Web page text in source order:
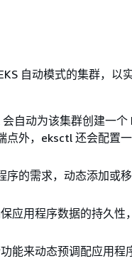
自动模式的集群，以
自动为该集群创建一个
点外，eksctl 还会配置
序的需求，动态添加或
应用程序数据的持久性
能来动态预调配应用程